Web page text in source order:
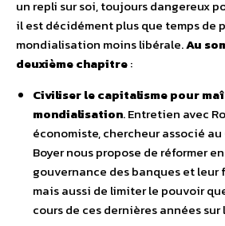
un repli sur soi, toujours dangereux
il est décidément plus que temps de
mondialisation moins libérale.Au
deuxième chapitre:
Civiliser le capitalisme pour
mondialisation. Entretien avec
économiste, chercheur associé au
Boyer nous propose de réformer
gouvernance des banques et
mais aussi de limiter le pouvoir
cours de ces dernières années